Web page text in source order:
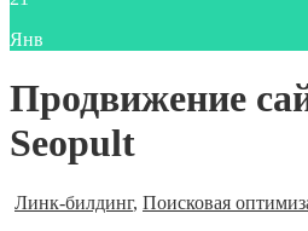
Янв
Продвижение
Seopult
Линк-билдинг, Поисковая